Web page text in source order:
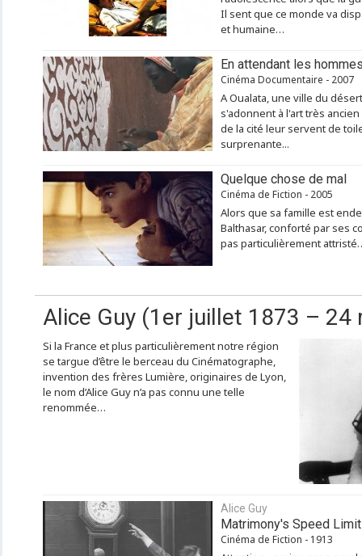
Il sent que ce monde va
et humaine…
En attendant les
Cinéma Documentaire - 2007
A Oualata, une ville du
s'adonnent à l'art très
de la cité leur servent de
surprenante...
Quelque chose de mal
Cinéma de Fiction - 2005
Alors que sa famille est
Balthasar, conforté par ses
pas particulièrement
Alice Guy (1er juillet 1873 – 24
Si la France et plus particulièrement notre région
se targue d’être le berceau du Cinématographe,
invention des frères Lumière, originaires de Lyon,
le nom d’Alice Guy n’a pas connu une telle
renommée…
Alice Guy
Matrimony's Speed Limit
Cinéma de Fiction - 1913